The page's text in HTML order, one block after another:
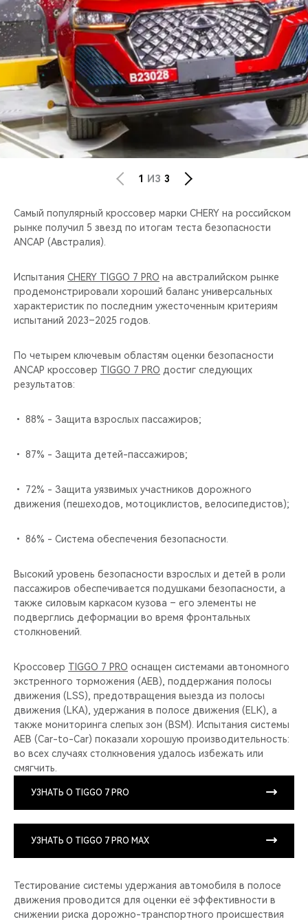
CHERY И СПОРТ
НАШИ МЕРОПРИЯТИЯ
ВИДЕООБЗОРЫ
CHERY ДЛЯ ДЕТЕЙ
1 ИЗ 3
Cамый популярный кроссовер марки CHERY на российском
рынке получил 5 звезд по итогам теста безопасности
ANCAP (Австралия).
Испытания CHERY TIGGO 7 PRO на австралийском рынке
продемонстрировали хороший баланс универсальных
характеристик по последним ужесточенным критериям
испытаний 2023–2025 годов.
По четырем ключевым областям оценки безопасности
ANCAP кроссовер TIGGO 7 PRO достиг следующих
результатов:
• 88% - Защита взрослых пассажиров;
• 87% - Защита детей-пассажиров;
• 72% - Защита уязвимых участников дорожного
движения (пешеходов, мотоциклистов, велосипедистов);
• 86% - Система обеспечения безопасности.
Высокий уровень безопасности взрослых и детей в роли
пассажиров обеспечивается подушками безопасности, а
также силовым каркасом кузова – его элементы не
подверглись деформации во время фронтальных
столкновений.
Кроссовер TIGGO 7 PRO оснащен системами автономного
экстренного торможения (AEB), поддержания полосы
движения (LSS), предотвращения выезда из полосы
движения (LKA), удержания в полосе движения (ELK), а
также мониторинга слепых зон (BSM). Испытания системы
AEB (Car-to-Car) показали хорошую производительность:
во всех случаях столкновения удалось избежать или
смягчить.
УЗНАТЬ О TIGGO 7 PRO
УЗНАТЬ О TIGGO 7 PRO MAX
Тестирование системы удержания автомобиля в полосе
движения проводится для оценки её эффективности в
снижении риска дорожно-транспортного происшествия